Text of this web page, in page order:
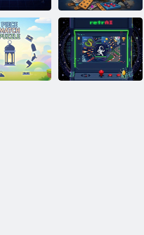
de lame
Chats sans vis :
sauvetage de la
queue